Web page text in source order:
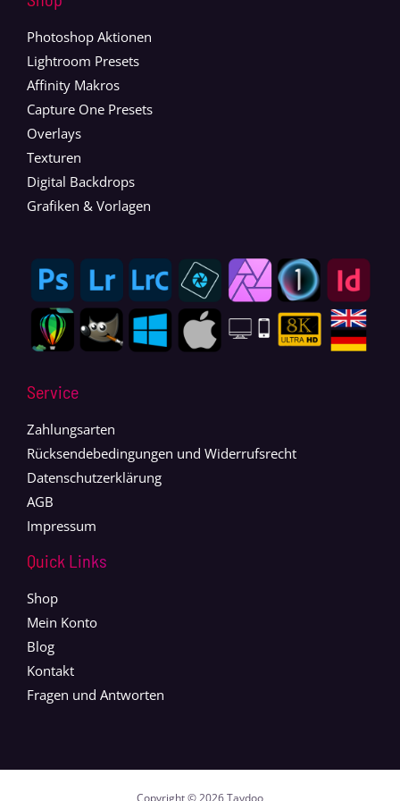
Photoshop Aktionen
Lightroom Presets
Affinity Makros
Capture One Presets
Overlays
Texturen
Digital Backdrops
Grafiken & Vorlagen
Service
Zahlungsarten
Rücksendebedingungen und Widerrufsrecht
Datenschutzerklärung
AGB
Impressum
Quick Links
Shop
Mein Konto
Blog
Kontakt
Fragen und Antworten
Copyright © 2026 Taydoo